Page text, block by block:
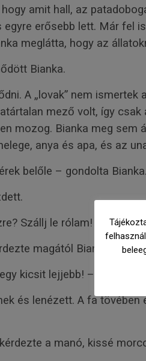
amit hall, az
egyre erősebb lett. Már fel
meglátta, hogy az
Bianka.
A „lovak” nem
mező volt, így
mozog. Bianka meg
anya és apa, és az
belőle – gondolta Bianka.
Szállj le rólam!
magától Bianka.
kicsit lejjebb! – mondta
és lenézett. A fa
a manó, kissé